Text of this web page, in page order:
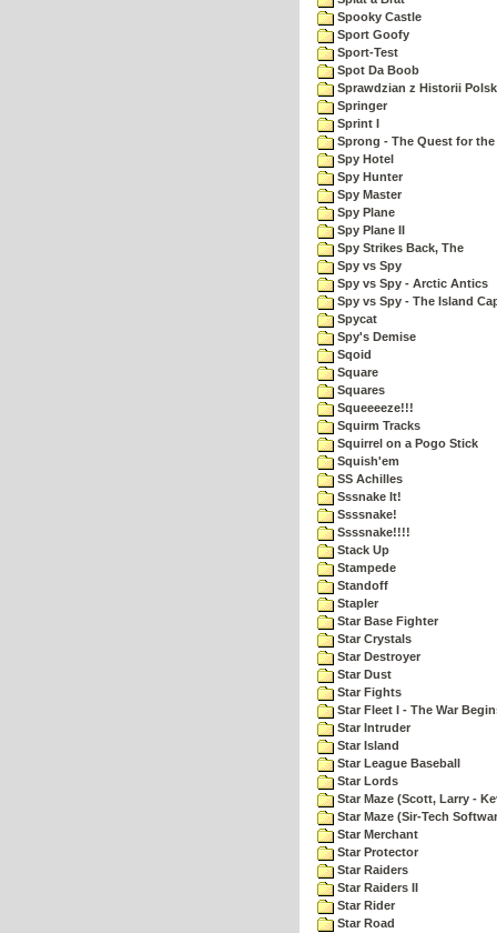
Spooky Castle
Sport Goofy
Sport-Test
Spot Da Boob
Sprawdzian z Historii
Springer
Sprint I
Sprong - The Quest for
Spy Hotel
Spy Hunter
Spy Master
Spy Plane
Spy Plane II
Spy Strikes Back, The
Spy vs Spy
Spy vs Spy - Arctic Antics
Spy vs Spy - The Island
Spycat
Spy's Demise
Sqoid
Square
Squares
Squeeeeze!!!
Squirm Tracks
Squirrel on a Pogo Stick
Squish'em
SS Achilles
Sssnake It!
Ssssnake!
Ssssnake!!!!
Stack Up
Stampede
Standoff
Stapler
Star Base Fighter
Star Crystals
Star Destroyer
Star Dust
Star Fights
Star Fleet I - The War
Star Intruder
Star Island
Star League Baseball
Star Lords
Star Maze (Scott, Larry -
Star Maze (Sir-Tech
Star Merchant
Star Protector
Star Raiders
Star Raiders II
Star Rider
Star Road